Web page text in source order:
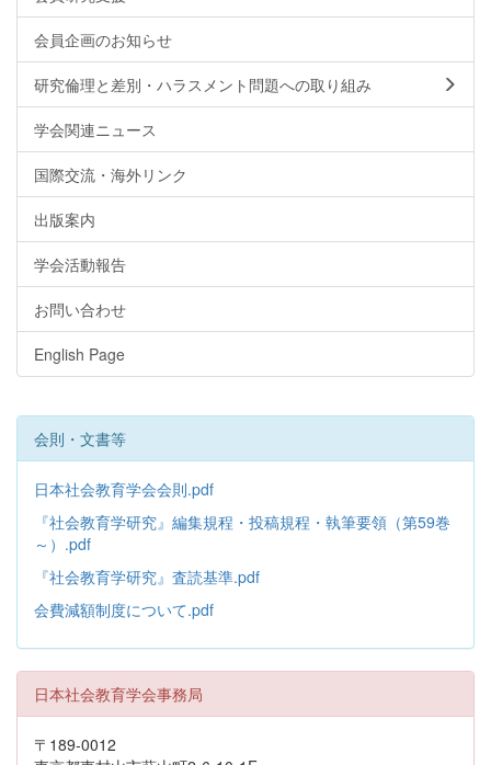
会員企画のお知らせ
研究倫理と差別・ハラスメント問題への取り組み
学会関連ニュース
国際交流・海外リンク
出版案内
学会活動報告
お問い合わせ
English Page
会則・文書等
日本社会教育学会会則.pdf
『社会教育学研究』編集規程・投稿規程・執筆要領（第59巻
～）.pdf
『社会教育学研究』査読基準.pdf
会費減額制度について.pdf
日本社会教育学会事務局
〒189-0012